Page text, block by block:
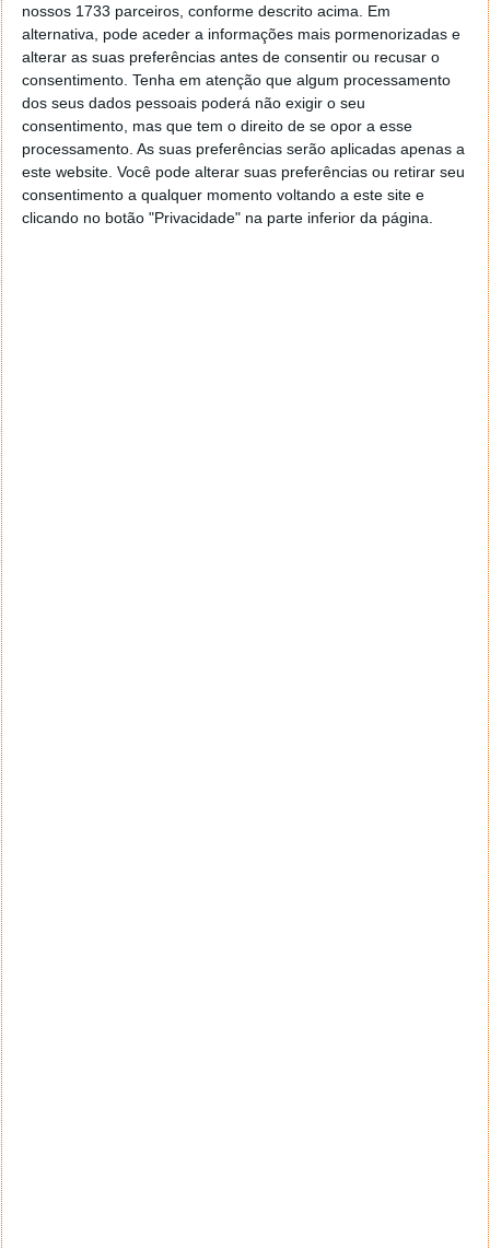
nossos 1733 parceiros, conforme descrito acima. Em
alternativa, pode aceder a informações mais pormenorizadas e
alterar as suas preferências antes de consentir ou recusar o
consentimento. Tenha em atenção que algum processamento
dos seus dados pessoais poderá não exigir o seu
consentimento, mas que tem o direito de se opor a esse
processamento. As suas preferências serão aplicadas apenas a
este website. Você pode alterar suas preferências ou retirar seu
consentimento a qualquer momento voltando a este site e
clicando no botão "Privacidade" na parte inferior da página.
Este artigo tem mais de um ano